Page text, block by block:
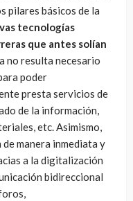
pilares básicos de la
tecnologías
que antes solían
no resulta necesario
poder
presta servicios de
de la información,
etc. Asimismo,
manera inmediata y
a la digitalización
bidireccional